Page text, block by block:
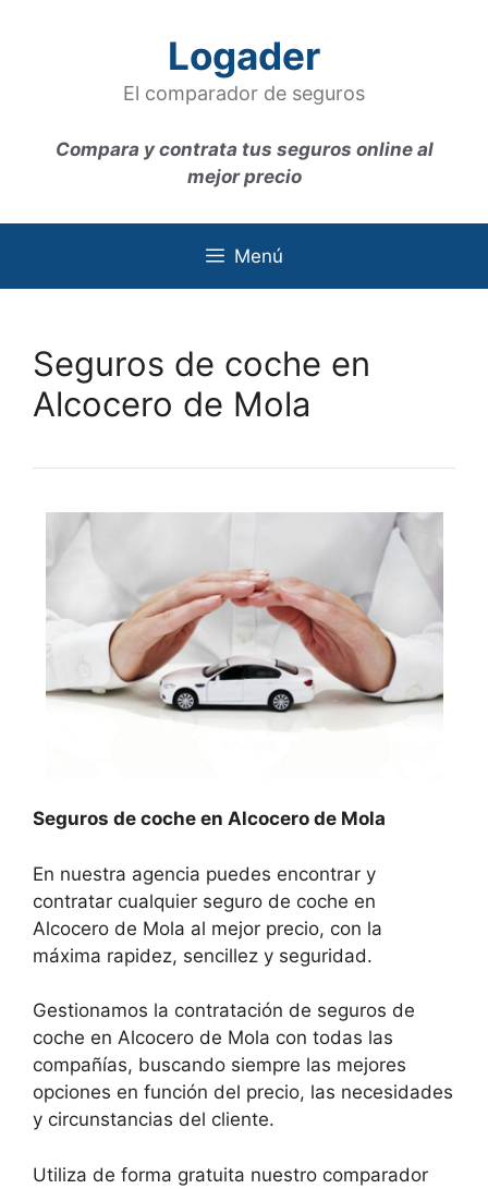
Logader
El comparador de seguros
Compara y contrata tus seguros online al
mejor precio
Menú
Seguros de coche en
Alcocero de Mola
Seguros de coche en Alcocero de Mola
En nuestra agencia puedes encontrar y
contratar cualquier seguro de coche en
Alcocero de Mola al mejor precio, con la
máxima rapidez, sencillez y seguridad.
Gestionamos la contratación de seguros de
coche en Alcocero de Mola con todas las
compañías, buscando siempre las mejores
opciones en función del precio, las necesidades
y circunstancias del cliente.
Utiliza de forma gratuita nuestro comparador